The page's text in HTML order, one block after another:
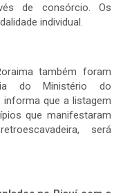
de consórcio. Os
individual.
também foram
do Ministério do
informa que a listagem
que manifestaram
será